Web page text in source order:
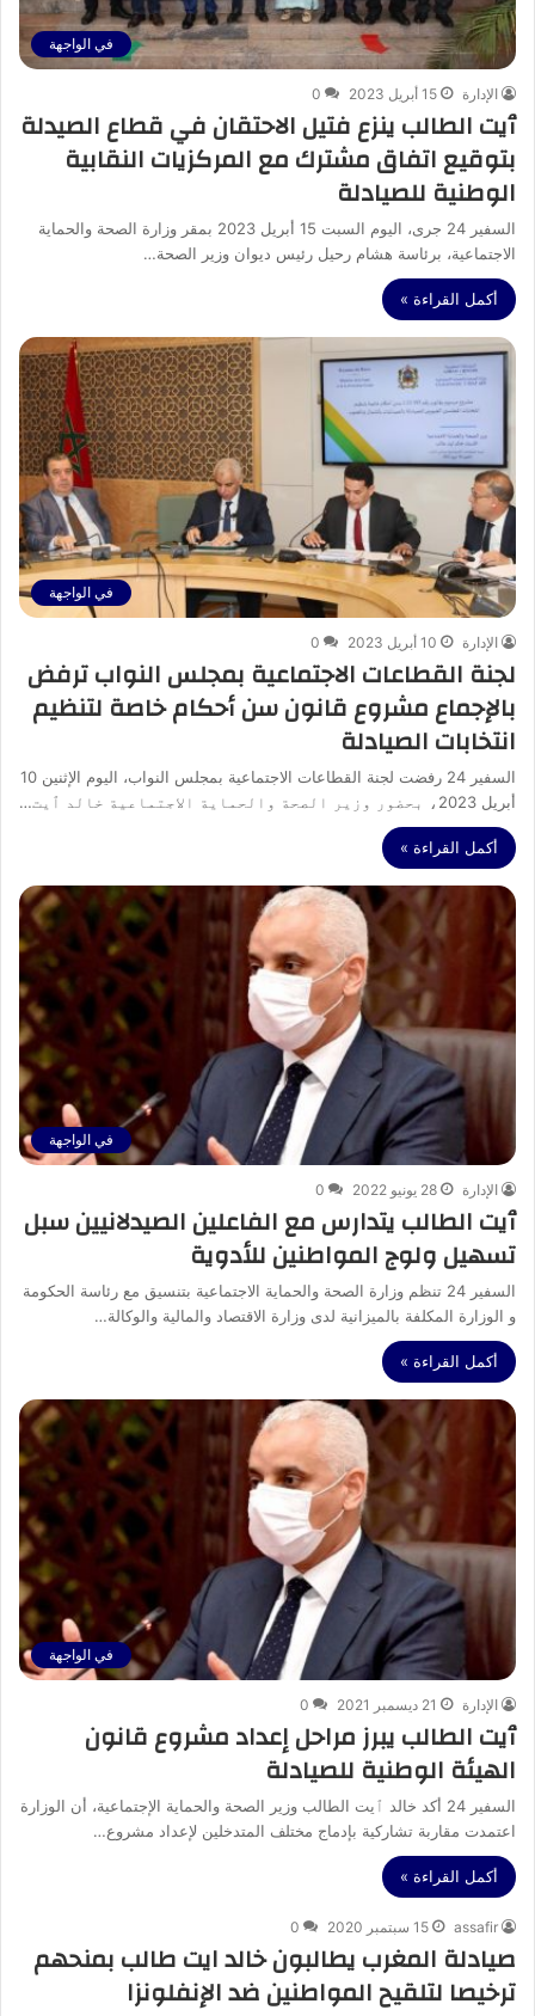
في الواجهة
الإدارة 15 أبريل 2023 0
ٱيت الطالب ينزع فتيل الاحتقان في قطاع الصيدلة
بتوقيع اتفاق مشترك مع المركزيات النقابية
الوطنية للصيادلة
السفير 24 جرى، اليوم السبت 15 أبريل 2023 بمقر وزارة الصحة والحماية
الاجتماعية، برئاسة هشام رحيل رئيس ديوان وزير الصحة…
أكمل القراءة »
في الواجهة
الإدارة 10 أبريل 2023 0
لجنة القطاعات الاجتماعية بمجلس النواب ترفض
بالإجماع مشروع قانون سن أحكام خاصة لتنظيم
انتخابات الصيادلة
السفير 24 رفضت لجنة القطاعات الاجتماعية بمجلس النواب، اليوم الإثنين 10
أبريل 2023، بحضور وزير الصحة والحماية الاجتماعية خالد ٱيت…
أكمل القراءة »
في الواجهة
الإدارة 28 يونيو 2022 0
ٱيت الطالب يتدارس مع الفاعلين الصيدلانيين سبل
تسهيل ولوج المواطنين للأدوية
السفير 24 تنظم وزارة الصحة والحماية الاجتماعية بتنسيق مع رئاسة الحكومة
و الوزارة المكلفة بالميزانية لدى وزارة الاقتصاد والمالية والوكالة…
أكمل القراءة »
في الواجهة
الإدارة 21 ديسمبر 2021 0
ٱيت الطالب يبرز مراحل إعداد مشروع قانون
الهيئة الوطنية للصيادلة
السفير 24 أكد خالد ٱيت الطالب وزير الصحة والحماية الإجتماعية، أن الوزارة
اعتمدت مقاربة تشاركية بإدماج مختلف المتدخلين لإعداد مشروع…
أكمل القراءة »
assafir 15 سبتمبر 2020 0
صيادلة المغرب يطالبون خالد ايت طالب بمنحهم
ترخيصا لتلقيح المواطنين ضد الإنفلونزا‎‎